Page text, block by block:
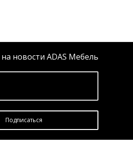
новости ADAS Мебель
Подписатьcя